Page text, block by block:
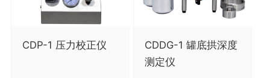
CDP-1 压力校正仪
CDDG-1 罐底拱深度
测定仪